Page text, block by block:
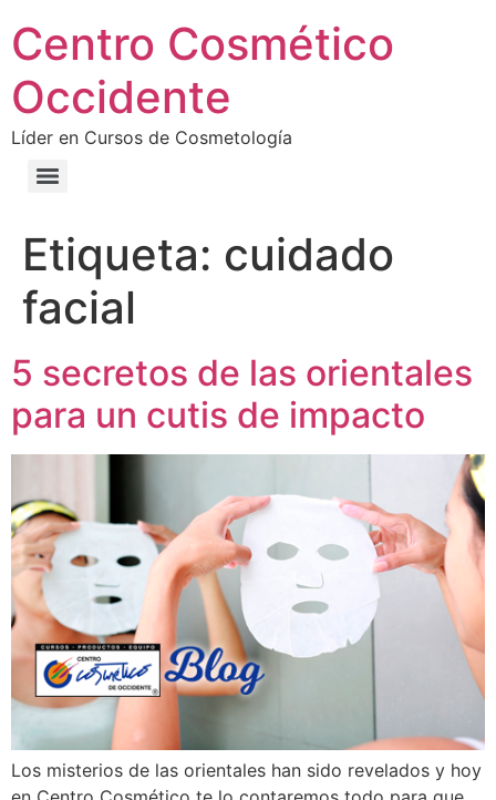
Centro Cosmético
Occidente
Líder en Cursos de Cosmetología
Etiqueta: cuidado
facial
5 secretos de las orientales
para un cutis de impacto
Los misterios de las orientales han sido revelados y hoy